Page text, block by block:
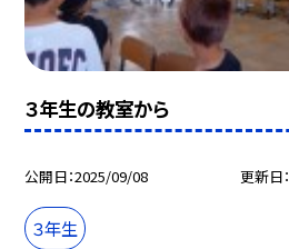
３年生の教室から
公開日 2025/09/08 更新日
３年生